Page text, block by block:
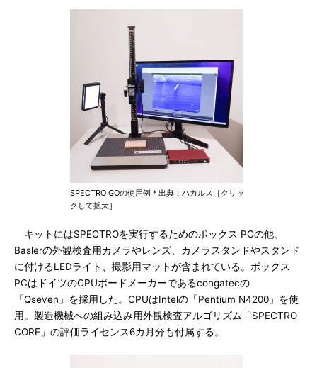
SPECTRO GOの使用例＊出典：ハカルス［クリッ
クして拡大］
キットにはSPECTROを実行するためのボックス PCの他、
Baslerの外観検査用カメラやレンズ、カメラスタンドやスタンド
に付けるLEDライト、撮影用マットが含まれている。ボックス
PCはドイツのCPUボードメーカーであるcongatecの
「Qseven」を採用した。CPUはIntelの「Pentium N4200」を使
用。製造機械への組み込み用外観検査アルゴリズム「SPECTRO
CORE」の評価ライセンス6カ月分も付属する。